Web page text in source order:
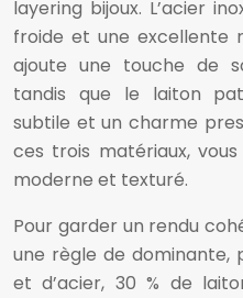
layering bijoux. L’acier
froide et une excellente
ajoute une touche de
tandis que le laiton
subtile et un charme
ces trois matériaux,
moderne et texturé.
Pour garder un rendu
une règle de dominante,
et d’acier, 30 % de